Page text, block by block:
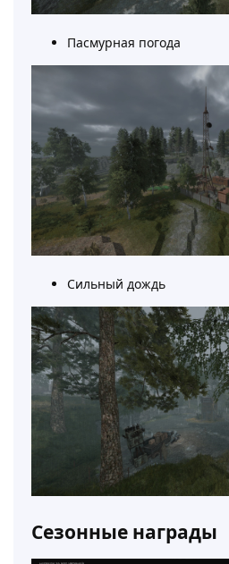
Пасмурная погода
Сильный дождь
Сезонные награды